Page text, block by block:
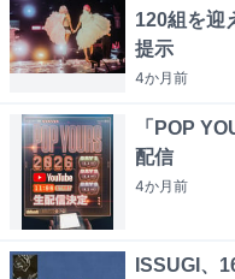
120組を迎
提示
4か月前
「POP
配信
4か月前
ISSUGI、